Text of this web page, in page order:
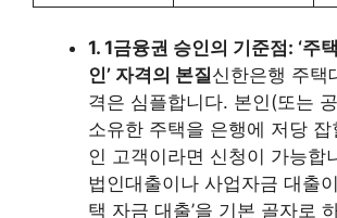
1. 1금융권 승인의 기준점: ‘주
인’ 자격의 본질신한은행 주택
격은 심플합니다. 본인(또는
소유한 주택을 은행에 저당 잡
인 고객이라면 신청이 가능합
법인대출이나 사업자금 대출
택 자금 대출’을 기본 골자로